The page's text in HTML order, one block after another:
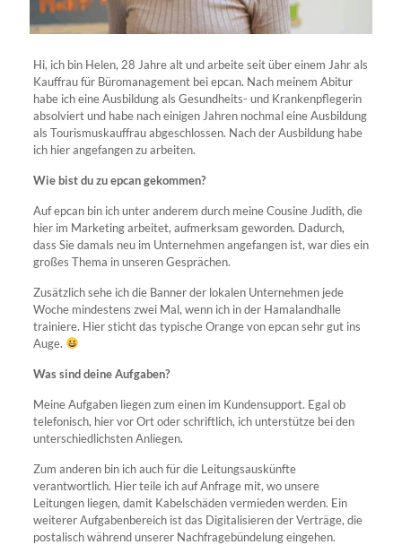
Hi, ich bin Helen, 28 Jahre alt und arbeite seit über einem Jahr als
Kauffrau für Büromanagement bei epcan. Nach meinem Abitur
habe ich eine Ausbildung als Gesundheits- und Krankenpflegerin
absolviert und habe nach einigen Jahren nochmal eine Ausbildung
als Tourismuskauffrau abgeschlossen. Nach der Ausbildung habe
ich hier angefangen zu arbeiten.
Wie bist du zu epcan gekommen?
Auf epcan bin ich unter anderem durch meine Cousine Judith, die
hier im Marketing arbeitet, aufmerksam geworden. Dadurch,
dass Sie damals neu im Unternehmen angefangen ist, war dies ein
großes Thema in unseren Gesprächen.
Zusätzlich sehe ich die Banner der lokalen Unternehmen jede
Woche mindestens zwei Mal, wenn ich in der Hamalandhalle
trainiere. Hier sticht das typische Orange von epcan sehr gut ins
Auge.
Was sind deine Aufgaben?
Meine Aufgaben liegen zum einen im Kundensupport. Egal ob
telefonisch, hier vor Ort oder schriftlich, ich unterstütze bei den
unterschiedlichsten Anliegen.
Zum anderen bin ich auch für die Leitungsauskünfte
verantwortlich. Hier teile ich auf Anfrage mit, wo unsere
Leitungen liegen, damit Kabelschäden vermieden werden. Ein
weiterer Aufgabenbereich ist das Digitalisieren der Verträge, die
postalisch während unserer Nachfragebündelung eingehen.